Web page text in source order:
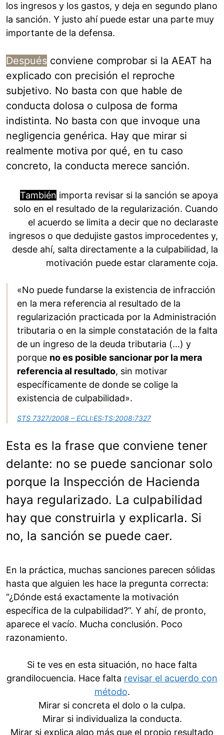
los ingresos y los gastos, y deja en segundo plano
la sanción. Y justo ahí puede estar una parte muy
importante de la defensa.
Después conviene comprobar si la AEAT ha
explicado con precisión el reproche
subjetivo. No basta con que hable de
conducta dolosa o culposa de forma
indistinta. No basta con que invoque una
negligencia genérica. Hay que mirar si
realmente motiva por qué, en tu caso
concreto, la conducta merece sanción.
También importa revisar si la sanción se apoya
solo en el resultado de la regularización. Cuando
el acuerdo se limita a decir que no declaraste
ingresos o que dedujiste gastos improcedentes y,
desde ahí, salta directamente a la culpabilidad, la
motivación puede estar claramente coja.
«No puede fundarse la existencia de infracción
en la mera referencia al resultado de la
regularización practicada por la Administración
tributaria o en la simple constatación de la falta
de un ingreso de la deuda tributaria (…) y
porque no es posible sancionar por la mera
referencia al resultado, sin motivar
específicamente de donde se colige la
existencia de culpabilidad».
STS 7327/2008 – ECLI:ES:TS:2008:7327
Esta es la frase que conviene tener
delante: no se puede sancionar solo
porque la Inspección de Hacienda
haya regularizado. La culpabilidad
hay que construirla y explicarla. Si
no, la sanción se puede caer.
En la práctica, muchas sanciones parecen sólidas
hasta que alguien les hace la pregunta correcta:
“¿Dónde está exactamente la motivación
específica de la culpabilidad?”. Y ahí, de pronto,
aparece el vacío. Mucha conclusión. Poco
razonamiento.
Si te ves en esta situación, no hace falta
grandilocuencia. Hace falta revisar el acuerdo con
método.
Mirar si concreta el dolo o la culpa.
Mirar si individualiza la conducta.
Mirar si explica algo más que el propio resultado